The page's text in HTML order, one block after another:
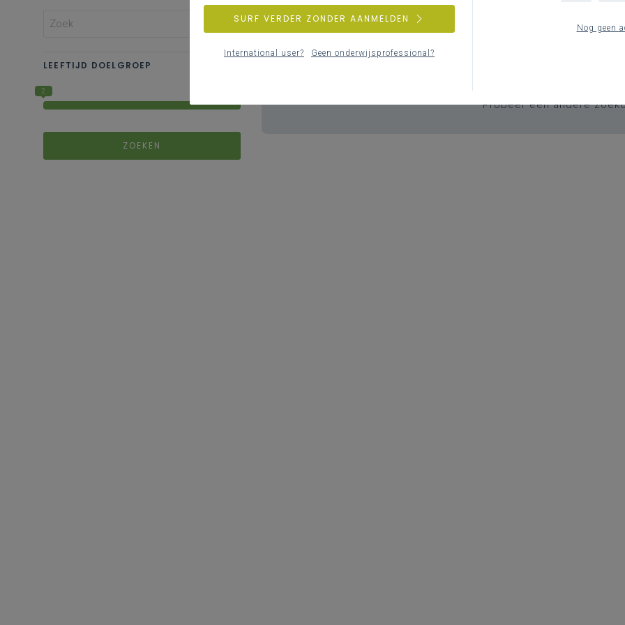
LEEFTIJD DOELGROEP
2
ZOEKEN
Er komen geen items overeen met
Probeer een andere
Nog geen
SURF VERDER ZONDER AANMELDEN
International user? Geen onderwijsprofessional?